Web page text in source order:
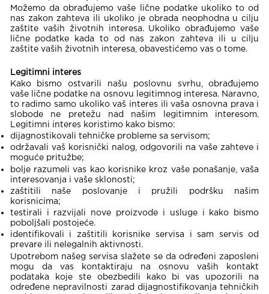
Možemo da obrađujemo vaše lične podatke ukoliko to od
nas zakon zahteva ili ukoliko je obrada neophodna u cilju
zaštite vaših životnih interesa. Ukoliko obrađujemo vaše
lične podatke kada to od nas zakon zahteva ili u cilju
zaštite vaših životnih interesa, obavestićemo vas o tome.
Legitimni interes
Kako bismo ostvarili našu poslovnu svrhu, obrađujemo
vaše lične podatke na osnovu legitimnog interesa. Naravno,
to radimo samo ukoliko vaš interes ili vaša osnovna prava i
slobode ne pretežu nad našim legitimnim interesom.
Legitimni interes koristimo kako bismo:
dijagnostikovali tehničke probleme sa servisom;
održavali vaš korisnički nalog, odgovorili na vaše zahteve i
moguće pritužbe;
bolje razumeli vas kao korisnike kroz vaše ponašanje, vaša
interesovanja i vaše sklonosti;
zaštitili naše poslovanje i pružili podršku našim
korisnicima;
testirali i razvijali nove proizvode i usluge i kako bismo
poboljšali postojeće.
identifikovali i zaštitili korisnike servisa i sam servis od
prevare ili nelegalnih aktivnosti.
Upotrebom našeg servisa slažete se da određeni zaposleni
mogu da vas kontaktiraju na osnovu vaših kontakt
podataka koje ste obezbedili kako bi vas upozorili na
određene nepravilnosti zarad dijagnostifikovanja tehničkih